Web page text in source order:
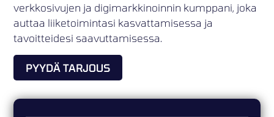
verkkosivujen ja digimarkkinoinnin kumppani, joka
auttaa liiketoimintasi kasvattamisessa ja
tavoitteidesi saavuttamisessa.
PYYDÄ TARJOUS